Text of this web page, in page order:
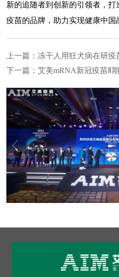
新的追随者到创新的引领者，
疫苗的品牌，助力实现健康中国
上一篇： 冻干人用狂犬病在研
下一篇：艾美mRNA新冠疫苗Ⅱ